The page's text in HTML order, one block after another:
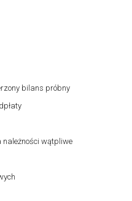
bilans próbny
należności wątpliwe